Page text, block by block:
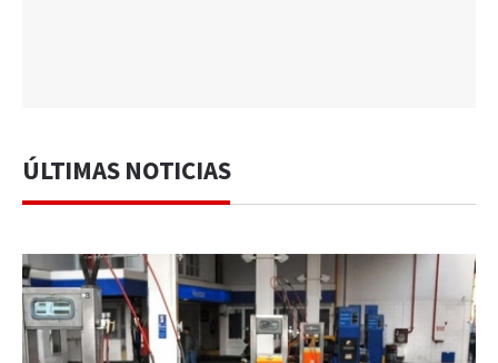
ÚLTIMAS NOTICIAS